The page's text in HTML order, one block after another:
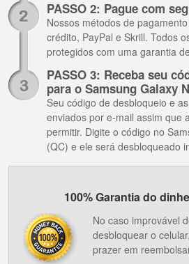
PASSO 2: Pague com
Nossos métodos de
crédito, PayPal e Skrill. Todos
protegidos com uma garantia
PASSO 3: Receba seu
para o Samsung Galaxy
Seu código de desbloqueio e
enviados por e-mail assim que
permitir. Digite o código no
(QC) e ele será desbloqueado
100% Garantia do
No caso improvável
desbloquear o
prazer em